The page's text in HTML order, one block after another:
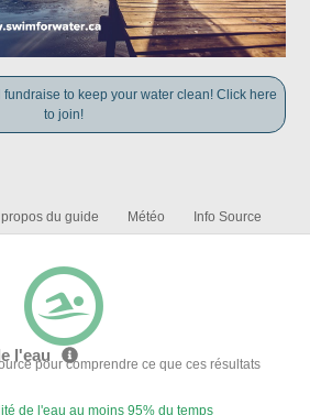
to keep your water clean! Click here
to join!
du guide Météo Info Source
l'eaupour comprendre ce que ces résultats
de l'eau au moins 95% du temps